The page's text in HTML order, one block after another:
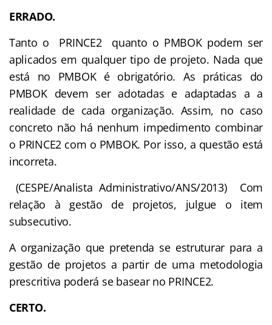
ERRADO.
Tanto o PRINCE2 quanto o PMBOK podem ser
aplicados em qualquer tipo de projeto. Nada que
está no PMBOK é obrigatório. As práticas do
PMBOK devem ser adotadas e adaptadas a a
realidade de cada organização. Assim, no caso
concreto não há nenhum impedimento combinar
o PRINCE2 com o PMBOK. Por isso, a questão está
incorreta.
(CESPE/Analista Administrativo/ANS/2013) Com
relação à gestão de projetos, julgue o item
subsecutivo.
A organização que pretenda se estruturar para a
gestão de projetos a partir de uma metodologia
prescritiva poderá se basear no PRINCE2.
CERTO.